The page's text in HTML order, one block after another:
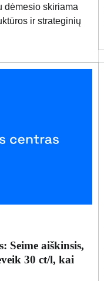
dėmesio skiriama
ir strateginių
Seime aiškinsis,
30 ct/l, kai